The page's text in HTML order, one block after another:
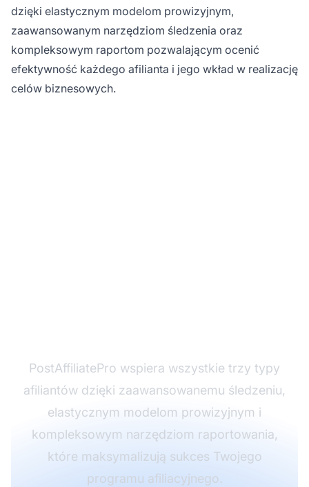
dzięki elastycznym modelom prowizyjnym,
zaawansowanym narzędziom śledzenia oraz
kompleksowym raportom pozwalającym ocenić
efektywność każdego afilianta i jego wkład w realizację
celów biznesowych.
PostAffiliatePro wspiera wszystkie trzy typy
afiliantów dzięki zaawansowanemu śledzeniu,
elastycznym modelom prowizyjnym i
kompleksowym narzędziom raportowania,
które maksymalizują sukces Twojego
programu afiliacyjnego.